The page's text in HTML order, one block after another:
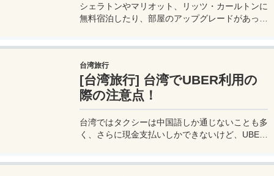
シェラトンやマリオット、リッツ・カールトンに
無料宿泊したり、部屋のアップグレードがあった
カード 」の魅力とメリット、デメリットを交え
詳しく紹介していきたい。
台湾旅行
[台湾旅行] 台湾でUBER利用の
際の注意点！
台湾ではタクシーは中国語しか通じないことも多
く、さらに現金支払いしかできないけど、UBER